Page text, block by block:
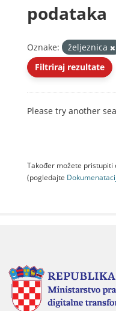
podataka
Oznake: željeznica
Filtriraj rezultate
Please try another
Također možete pristupiti
(pogledajte